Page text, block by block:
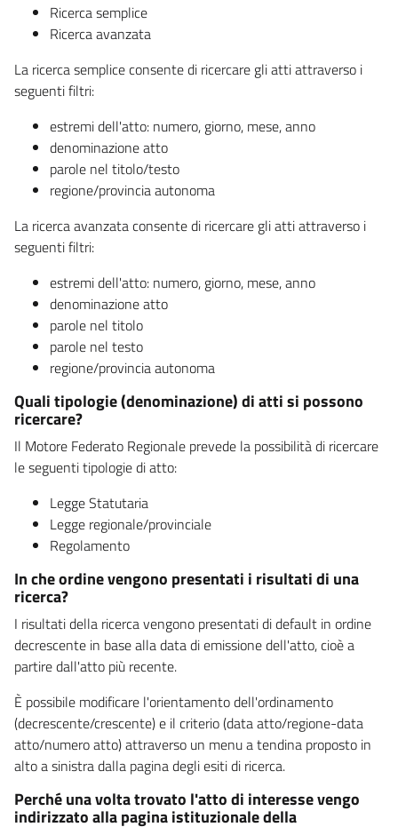
Ricerca semplice
Ricerca avanzata
La ricerca semplice consente di ricercare gli atti attraverso i
seguenti filtri:
estremi dell'atto: numero, giorno, mese, anno
denominazione atto
parole nel titolo/testo
regione/provincia autonoma
La ricerca avanzata consente di ricercare gli atti attraverso i
seguenti filtri:
estremi dell'atto: numero, giorno, mese, anno
denominazione atto
parole nel titolo
parole nel testo
regione/provincia autonoma
Quali tipologie (denominazione) di atti si possono
ricercare?
Il Motore Federato Regionale prevede la possibilità di ricercare
le seguenti tipologie di atto:
Legge Statutaria
Legge regionale/provinciale
Regolamento
In che ordine vengono presentati i risultati di una
ricerca?
I risultati della ricerca vengono presentati di default in ordine
decrescente in base alla data di emissione dell'atto, cioè a
partire dall'atto più recente.
È possibile modificare l'orientamento dell'ordinamento
(decrescente/crescente) e il criterio (data atto/regione-data
atto/numero atto) attraverso un menu a tendina proposto in
alto a sinistra dalla pagina degli esiti di ricerca.
Perché una volta trovato l'atto di interesse vengo
indirizzato alla pagina istituzionale della